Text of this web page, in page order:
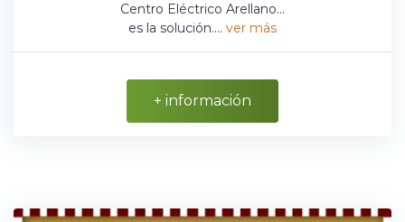
Centro Eléctrico Arellano...
es la solución.... ver más
+ información